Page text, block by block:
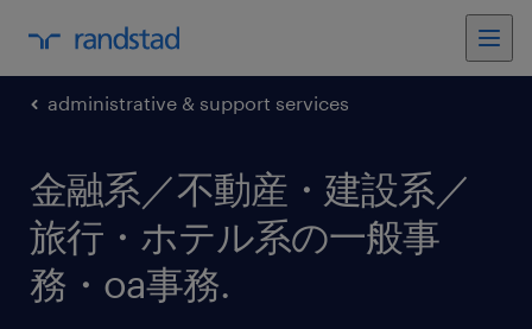
administrative & support services
金融系／不動産・建設系／
旅行・ホテル系の一般事
務・oa事務.